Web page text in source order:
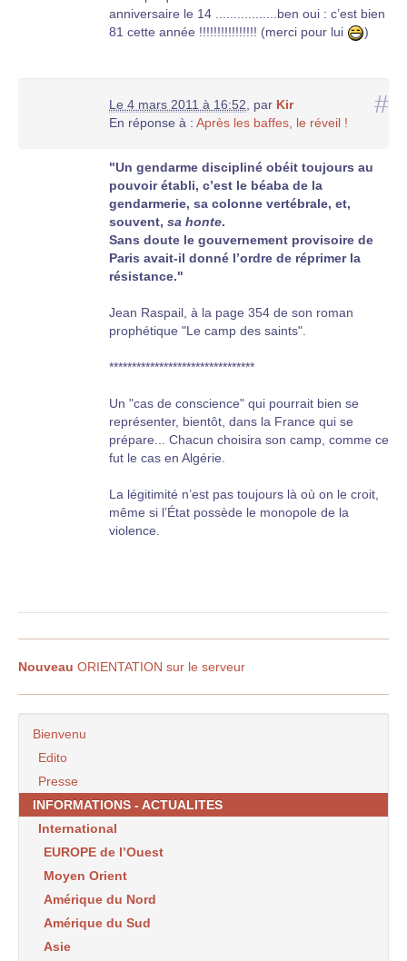
anniversaire le 14 .................ben oui : c’est bien
81 cette année !!!!!!!!!!!!!!!! (merci pour lui
)
#
Le 4 mars 2011 à 16:52 par Kir
En réponse à : Après les baffes, le réveil !
"Un gendarme discipliné obéit toujours au
pouvoir établi, c’est le béaba de la
gendarmerie, sa colonne vertébrale, et,
souvent, sa honte.
Sans doute le gouvernement provisoire de
Paris avait-il donné l’ordre de réprimer la
résistance."
Jean Raspail, à la page 354 de son roman
prophétique "Le camp des saints".
********************************
Un "cas de conscience" qui pourrait bien se
représenter, bientôt, dans la France qui se
prépare... Chacun choisira son camp, comme ce
fut le cas en Algérie.
La légitimité n’est pas toujours là où on le croit,
même si l’État possède le monopole de la
violence.
Nouveau ORIENTATION sur le serveur
Bienvenu
Edito
Presse
INFORMATIONS - ACTUALITES
International
EUROPE de l’Ouest
Moyen Orient
Amérique du Nord
Amérique du Sud
Asie